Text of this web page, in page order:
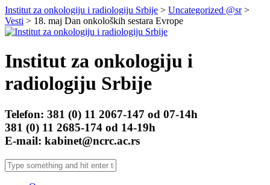
Institut za onkologiju i radiologiju Srbije > Uncategorized @sr>
Vesti > 18. maj Dan onkoloških sestara Evrope
Institut za onkologiju i
radiologiju Srbije
Telefon: 381 (0) 11 2067-147 od 07-14h
381 (0) 11 2685-174 od 14-19h
E-mail: kabinet@ncrc.ac.rs